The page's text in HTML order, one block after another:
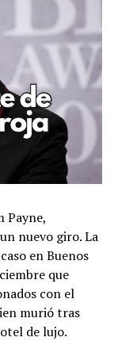
Payne,
nuevo giro. La
en Buenos
que
con el
murió tras
de lujo.